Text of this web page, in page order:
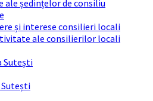
ale ședințelor de consiliu
și interese consilieri locali
ale consilierilor locali
Sutești